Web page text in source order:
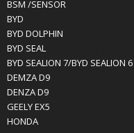
BSM /SENSOR
BYD
BYD DOLPHIN
BYD SEAL
BYD SEALION 7/BYD SEALION 6
DEMZA D9
DENZA D9
GEELY EX5
HONDA